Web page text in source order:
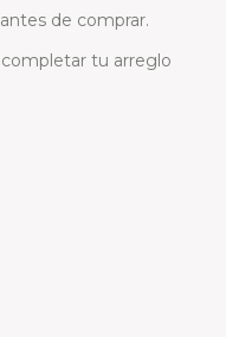
de comprar.
completar tu arreglo